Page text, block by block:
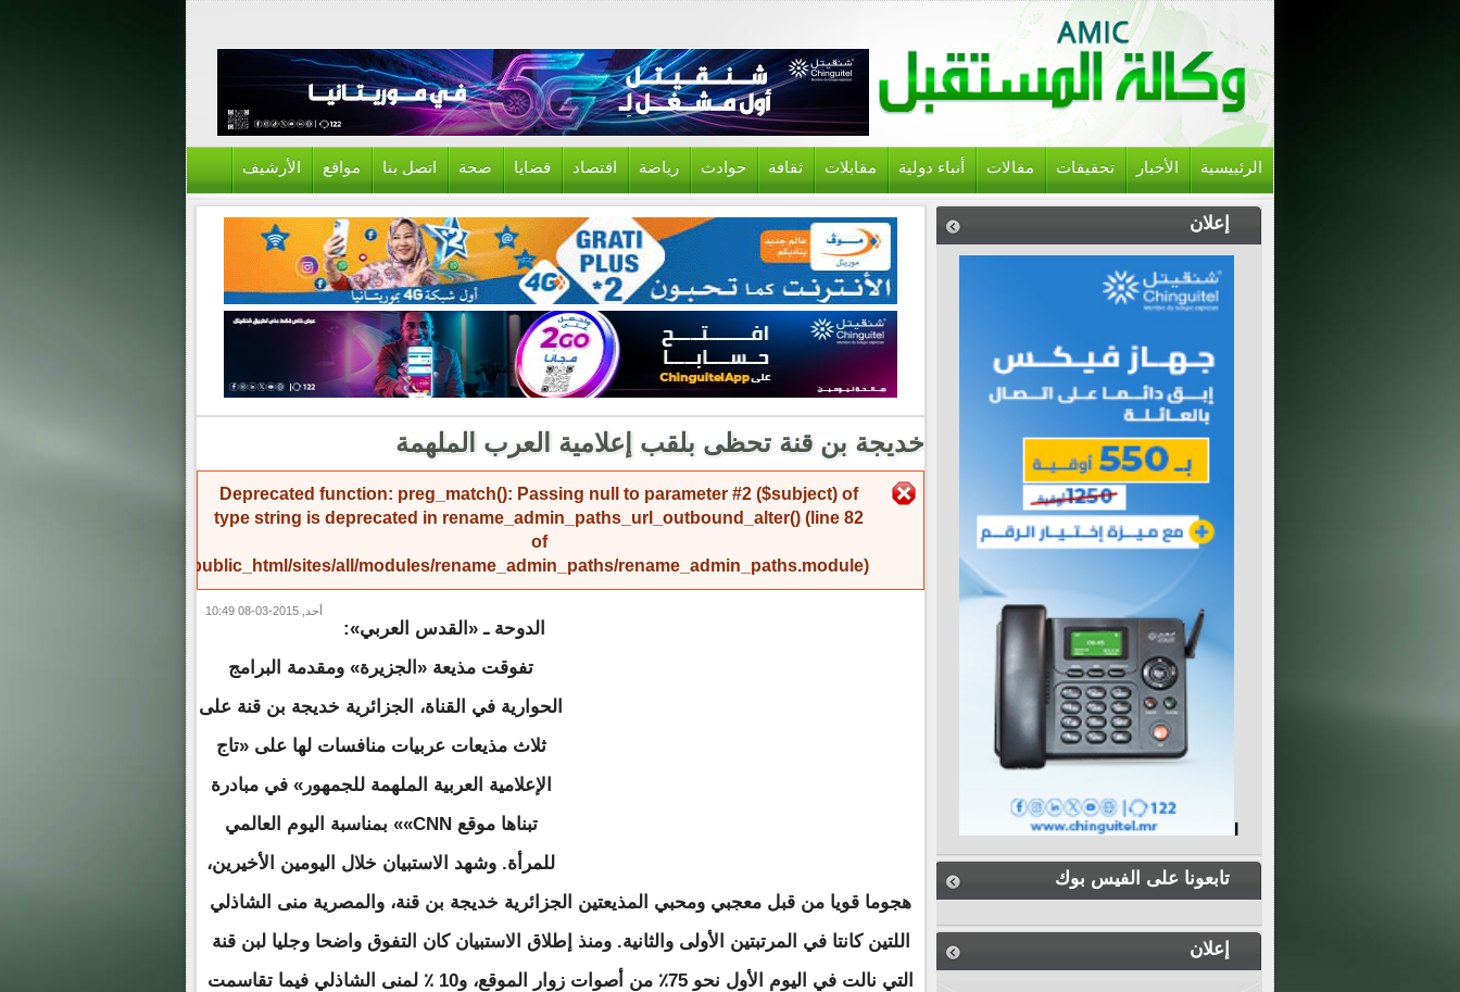
الرئييسية الأخبار تحقيقات مقالات أنباء دولية مقابلات ثقافة حوادث رياضة اقتصاد قضايا صحة اتصل بنا مواقع الأرشيف
إعلان
تابعونا على الفيس بوك
إعلان
خديجة بن قنة تحظى بلقب إعلامية العرب الملهمة
رسالة الخطأ Deprecated function: preg_match(): Passing null to parameter #2 ($subject) of
type string is deprecated in rename_admin_paths_url_outbound_alter() (line 82
of
/home/amicinf1/public_html/sites/all/modules/rename_admin_paths/rename_admin_paths.module).
أحد, 2015-03-08 10:49
الدوحة ـ «القدس العربي»:
تفوقت مذيعة «الجزيرة» ومقدمة البرامج
الحوارية في القناة، الجزائرية خديجة بن قنة على
ثلاث مذيعات عربيات منافسات لها على «تاج
الإعلامية العربية الملهمة للجمهور» في مبادرة
تبناها موقع CNN»» بمناسبة اليوم العالمي
للمرأة. وشهد الاستبيان خلال اليومين الأخيرين،
هجوما قويا من قبل معجبي ومحبي المذيعتين الجزائرية خديجة بن قنة، والمصرية منى الشاذلي
اللتين كانتا في المرتبتين الأولى والثانية. ومنذ إطلاق الاستبيان كان التفوق واضحا وجليا لبن قنة
التي نالت في اليوم الأول نحو 75٪ من أصوات زوار الموقع، و10 ٪ لمنى الشاذلي فيما تقاسمت